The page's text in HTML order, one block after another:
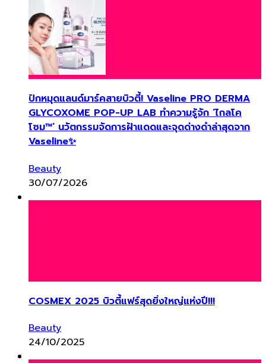
ปักหมุดแลนด์มาร์คสายบิวตี้! Vaseline PRO DERMA
GLYCOXOME POP-UP LAB ทำความรู้จัก ‘ไกลโค
โซม™’ นวัตกรรมจัดการฝ้าแดดและจุดด่างดำล่าสุดจาก
Vaseline✨
Beauty
30/07/2026
COSMEX 2025 บิวตี้แฟร์สุดยิ่งใหญ่แห่งปี!!!
Beauty
24/10/2025